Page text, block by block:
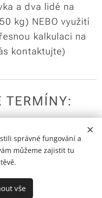
a dva lidé na
kg) NEBO využití
kalkulaci na
kontaktujte)
TERMÍNY:
správné fungování a
můžeme zajistit tu
vše